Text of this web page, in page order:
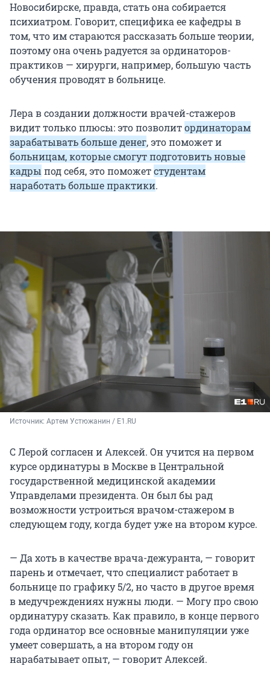
Новосибирске, правда, стать она собирается
психиатром. Говорит, специфика ее кафедры в
том, что им стараются рассказать больше теории,
поэтому она очень радуется за ординаторов-
практиков — хирурги, например, большую часть
обучения проводят в больнице.
Лера в создании должности врачей-стажеров
видит только плюсы: это позволитординаторам
зарабатывать больше денег, это поможет и
больницам, которые смогут подготовить новые
кадры под себя, это поможетстудентам
наработать больше практики.
Источник: Артем Устюжанин / E1.RU
С Лерой согласен и Алексей. Он учится на первом
курсе ординатуры в Москве в Центральной
государственной медицинской академии
Управделами президента. Он был бы рад
возможности устроиться врачом-стажером в
следующем году, когда будет уже на втором курсе.
— Да хоть в качестве врача-дежуранта, — говорит
парень и отмечает, что специалист работает в
больнице по графику 5/2, но часто в другое время
в медучреждениях нужны люди. — Могу про свою
ординатуру сказать. Как правило, в конце первого
года ординатор все основные манипуляции уже
умеет совершать, а на втором году он
нарабатывает опыт, — говорит Алексей.